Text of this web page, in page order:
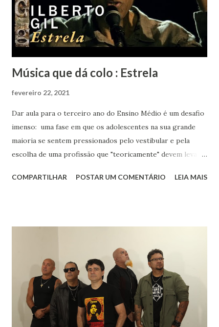
Música que dá colo : Estrela
fevereiro 22, 2021
Dar aula para o terceiro ano do Ensino Médio é um desafio
imenso: uma fase em que os adolescentes na sua grande
maioria se sentem pressionados pelo vestibular e pela
escolha de uma profissão que "teoricamente" devem levar
gostava muito de música, de livros, de escrever, de falar e
Letras, onde teria minha licenciatura e poderia aprender
mais sobre os autores que já faziam parte de minha vida.
Sempre gostei muito das aulas de História: para entender
literatura é importante saber sobre o contexto histórico
da obra, quais os acontecimentos determinantes na
sociedade da época. Tive ótimos professores de História
COMPARTILHAR POSTAR UM COMENTÁRIO LEIA MAIS